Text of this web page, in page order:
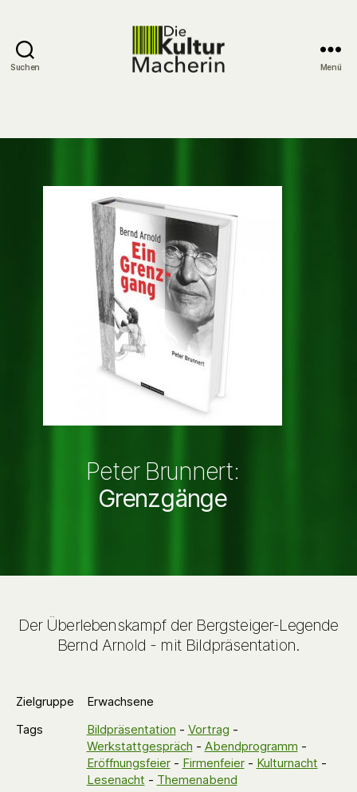
Suchen Menü
Peter Brunnert:
Grenzgänge
Der Überlebenskampf der Bergsteiger-Legende
Bernd Arnold - mit Bildpräsentation.
Zielgruppe
Erwachsene
Tags
Bildpräsentation - Vortrag -
Werkstattgespräch - Abendprogramm -
Eröffnungsfeier- Firmenfeier- Kulturnacht -
Lesenacht - Themenabend